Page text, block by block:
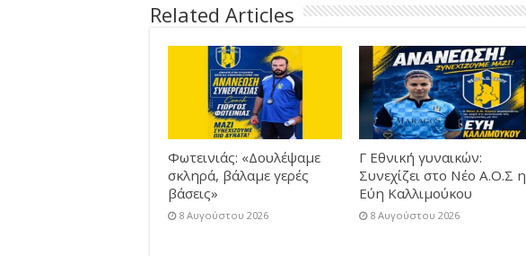
Related Articles
Φωτεινιάς: «Δουλέψαμε
σκληρά, βάλαμε γερές
βάσεις»
8 Αυγούστου 2026
Γ Εθνική γυναικών:
Συνεχίζει στο Νέο Α.Ο.Σ η
Εύη Καλλιμούκου
8 Αυγούστου 2026